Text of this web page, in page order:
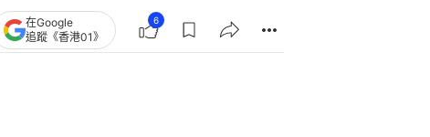
在Google
追蹤《香港01》
6